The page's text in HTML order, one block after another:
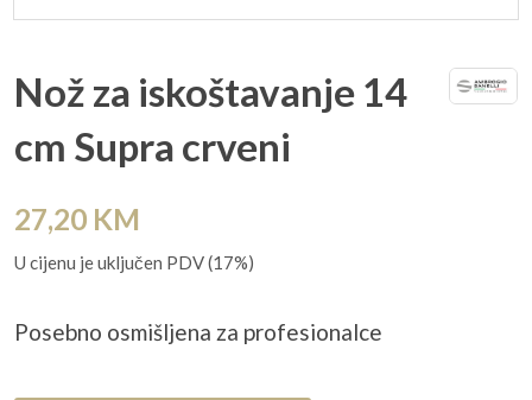
Nož za iskoštavanje 14
cm Supra crveni
27,20 KM
U cijenu je uključen PDV (17%)
Posebno osmišljena za profesionalce